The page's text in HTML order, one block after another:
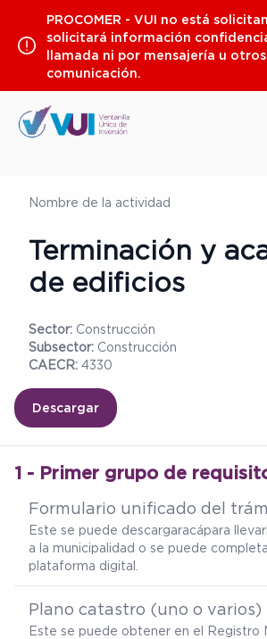
contenido
PROCOMER - VUI no está
solicitará información
llamada ni por mensajería u
comunicación.
Nombre de la actividad
Terminación y
de edificios
Sector: Construcción
Subsector: Construcción
CAECR: 4330
Descargar
1 - Primer grupo de
Formulario unificado del
Este se puede descargaracápara
a la municipalidad o se puede
plataforma digital.
Plano catastro (uno o varios)
Este se puede obtener en el Registro